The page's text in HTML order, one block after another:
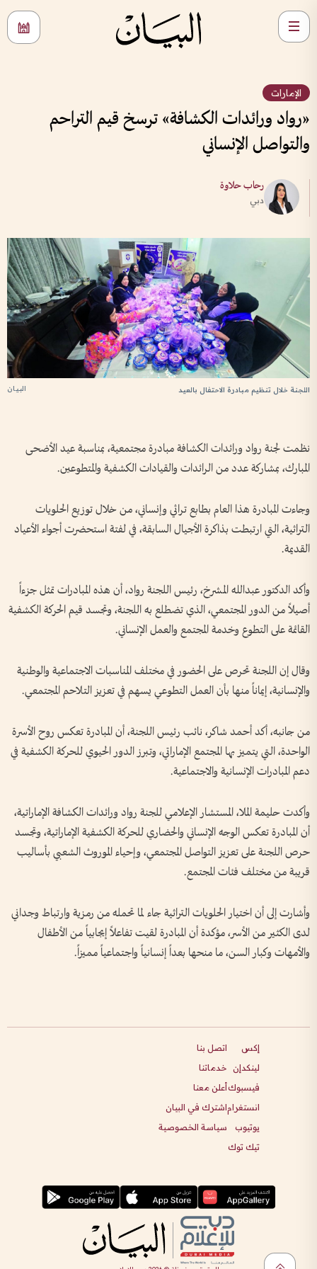
الإمارات
«رواد ورائدات الكشافة» ترسخ قيم التراحم
والتواصل الإنساني
رحاب حلاوة
دبي
البيان اللجنة خلال تنظيم مبادرة الاحتفال بالعيد
نظمت لجنة رواد ورائدات الكشافة مبادرة مجتمعية، بمناسبة عيد الأضحى
المبارك، بمشاركة عدد من الرائدات والقيادات الكشفية والمتطوعين.
وجاءت المبادرة هذا العام بطابع تراثي وإنساني، من خلال توزيع الحلويات
التراثية، التي ارتبطت بذاكرة الأجيال السابقة، في لفتة استحضرت أجواء الأعياد
القديمة.
وأكد الدكتور عبدالله المشرخ، رئيس اللجنة رواد، أن هذه المبادرات تمثل جزءاً
أصيلاً من الدور المجتمعي، الذي تضطلع به اللجنة، وتجسد قيم الحركة الكشفية
القائمة على التطوع وخدمة المجتمع والعمل الإنساني.
وقال إن اللجنة تحرص على الحضور في مختلف المناسبات الاجتماعية والوطنية
والإنسانية، إيماناً منها بأن العمل التطوعي يسهم في تعزيز التلاحم المجتمعي.
من جانبه، أكد أحمد شاكر، نائب رئيس اللجنة، أن المبادرة تعكس روح الأسرة
الواحدة، التي يتميز بها المجتمع الإماراتي، وتبرز الدور الحيوي للحركة الكشفية في
دعم المبادرات الإنسانية والاجتماعية.
وأكدت حليمة الملا، المستشار الإعلامي للجنة رواد ورائدات الكشافة الإماراتية،
أن المبادرة تعكس الوجه الإنساني والحضاري للحركة الكشفية الإماراتية، وتجسد
حرص اللجنة على تعزيز التواصل المجتمعي، وإحياء الموروث الشعبي بأساليب
قريبة من مختلف فئات المجتمع.
وأشارت إلى أن اختيار الحلويات التراثية جاء لما تحمله من رمزية وارتباط وجداني
لدى الكثير من الأسر، مؤكدة أن المبادرة لقيت تفاعلاً إيجابياً من الأطفال
والأمهات وكبار السن، ما منحها بعداً إنسانياً واجتماعياً مميزاً.
إكس
لينكدإن
فيسبوك
انستغرام
يوتيوب
تيك توك
اتصل بنا
خدماتنا
أعلن معنا
اشترك في البيان
سياسة الخصوصية